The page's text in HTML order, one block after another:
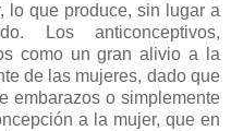
lo que produce, sin lugar a
Los anticonceptivos,
como un gran alivio a la
de las mujeres, dado que
embarazos o simplemente
a la mujer, que en